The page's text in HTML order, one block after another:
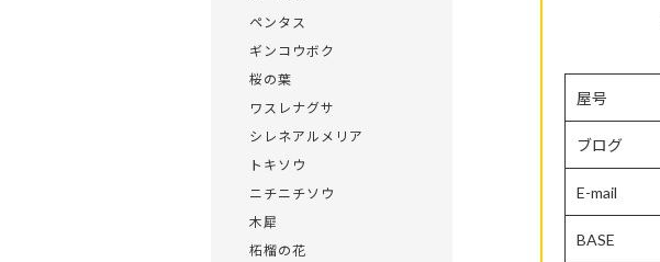
屋号
ブログ
E-mail
BASE
ペンタス
ギンコウボク
桜の葉
ワスレナグサ
シレネアルメリア
トキソウ
ニチニチソウ
木犀
柘榴の花